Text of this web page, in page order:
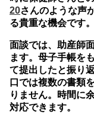
20さんのような声
る貴重な機会です。
面談では、助産師
ます。母子手帳を
て提出したと振り
口では複数の書類
りません。時間に
対応できます。